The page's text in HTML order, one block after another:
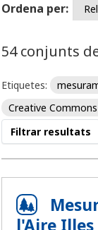
Ordena per
54 conjunts
Etiquetes:
Creative
Filtrar resultats